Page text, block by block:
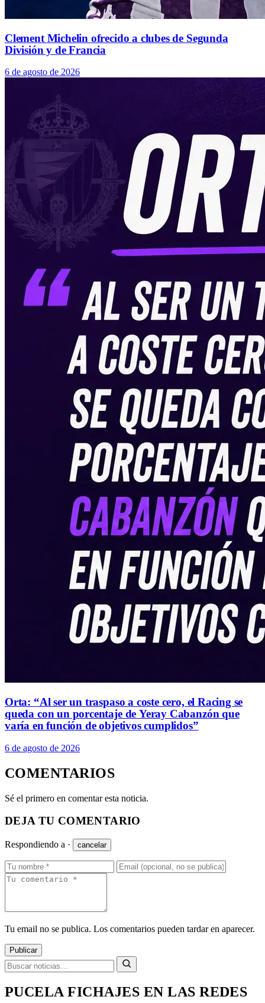
Clement Michelin ofrecido a clubes de Segunda
División y de Francia
6 de agosto de 2026
Orta: “Al ser un traspaso a coste cero, el Racing se
queda con un porcentaje de Yeray Cabanzón que
varía en función de objetivos cumplidos”
6 de agosto de 2026
COMENTARIOS
Sé el primero en comentar esta noticia.
DEJA TU COMENTARIO
Respondiendo a · cancelar
Tu email no se publica. Los comentarios pueden tardar en aparecer.
Publicar
PUCELA FICHAJES EN LAS REDES